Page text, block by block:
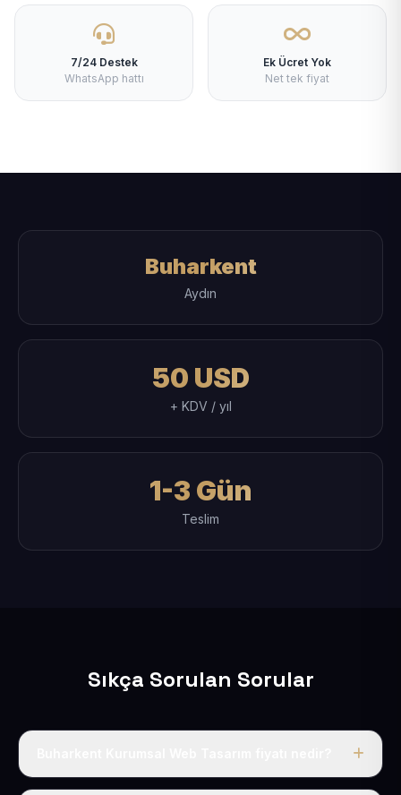
7/24 Destek
WhatsApp hattı
Ek Ücret Yok
Net tek fiyat
Buharkent
Aydın
50 USD
+ KDV / yıl
1-3 Gün
Teslim
Sıkça Sorulan Sorular
Tek fiyat uygulanır: yıllık 50 USD + KDV. Bu bedele alan